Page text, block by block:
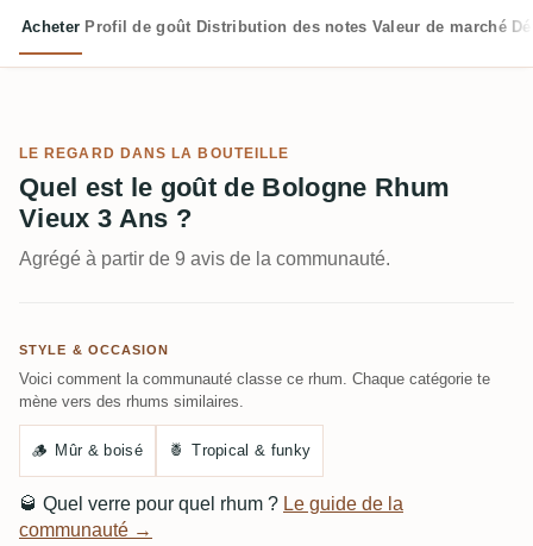
Acheter Profil de goût Distribution des notes Valeur de marché
LE REGARD DANS LA BOUTEILLE
Quel est le goût de Bologne Rhum
Vieux 3 Ans ?
Agrégé à partir de 9 avis de la communauté.
STYLE & OCCASION
Voici comment la communauté classe ce rhum. Chaque catégorie te
mène vers des rhums similaires.
🪵 Mûr & boisé 🍍 Tropical & funky
🥃 Quel verre pour quel rhum ? Le guide de la
communauté →